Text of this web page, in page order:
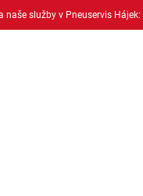
naše služby v Pneuservis Hájek: